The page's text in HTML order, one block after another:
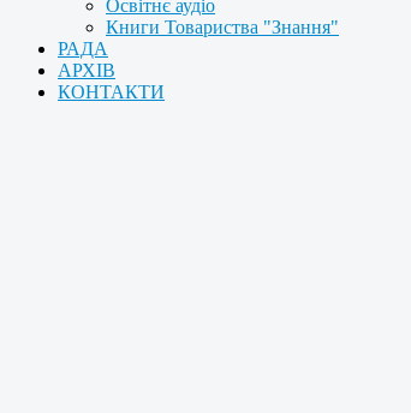
Освітнє аудіо
Книги Товариства "Знання"
РАДА
АРХІВ
КОНТАКТИ